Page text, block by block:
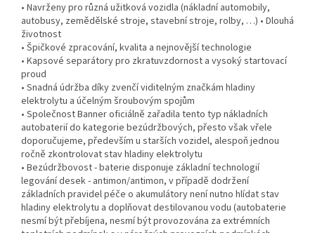
• Navrženy pro různá užitková vozidla (nákladní automobily,
autobusy, zemědělské stroje, stavební stroje, rolby, …) • Dlouhá
životnost
• Špičkové zpracování, kvalita a nejnovější technologie
• Kapsové separátory pro zkratuvzdornost a vysoký startovací
proud
• Snadná údržba díky zvenčí viditelným značkám hladiny
elektrolytu a účelným šroubovým spojům
• Společnost Banner oficiálně zařadila tento typ nákladních
autobaterií do kategorie bezúdržbových, přesto však vřele
doporučujeme, především u starších vozidel, alespoň jednou
ročně zkontrolovat stav hladiny elektrolytu
• Bezúdržbovost - baterie disponuje základní technologií
legování desek - antimon/antimon, v případě dodržení
základních pravidel péče o akumulátory není nutno hlídat stav
hladiny elektrolytu a doplňovat destilovanou vodu (autobaterie
nesmí být přebíjena, nesmí být provozována za extrémních